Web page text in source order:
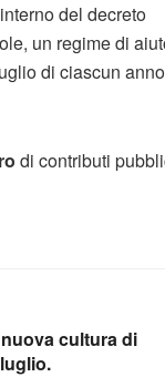
del decreto
un regime di
di ciascun
di contributi
cultura di